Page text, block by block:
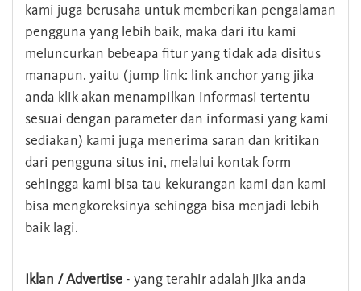
kami juga berusaha untuk memberikan pengalaman
pengguna yang lebih baik, maka dari itu kami
meluncurkan bebeapa fitur yang tidak ada disitus
manapun. yaitu (jump link: link anchor yang jika
anda klik akan menampilkan informasi tertentu
sesuai dengan parameter dan informasi yang kami
sediakan) kami juga menerima saran dan kritikan
dari pengguna situs ini, melalui kontak form
sehingga kami bisa tau kekurangan kami dan kami
bisa mengkoreksinya sehingga bisa menjadi lebih
baik lagi.
Iklan / Advertise - yang terahir adalah jika anda